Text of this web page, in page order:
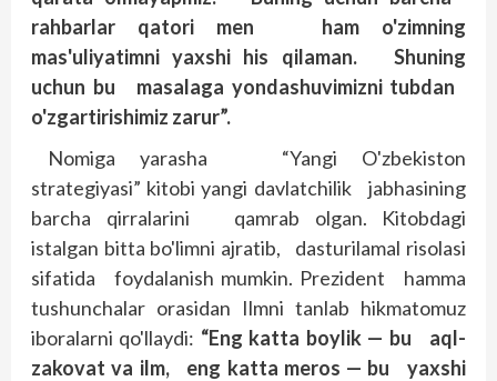
rahbarlar qatori men ham o'zimning
mas'uliyatimni yaxshi his qilaman. Shuning
uchun bu masalaga yondashuvimizni tubdan
o'zgartirishimiz zarur”.
Nomiga yarasha “Yangi O'zbekiston
strategiyasi” kitobi yangi davlatchilik jab­hasining
barcha qirralarini qamrab olgan. Kitobdagi
istalgan bitta bo'limni ajratib, dasturilamal risolasi
sifatida foydalanish mumkin. Prezident hamma
tushunchalar orasidan Ilmni tanlab hikmatomuz
iboralarni qo'llaydi: “Eng katta boylik — bu aql-
zakovat va ilm, eng katta meros — bu yaxshi